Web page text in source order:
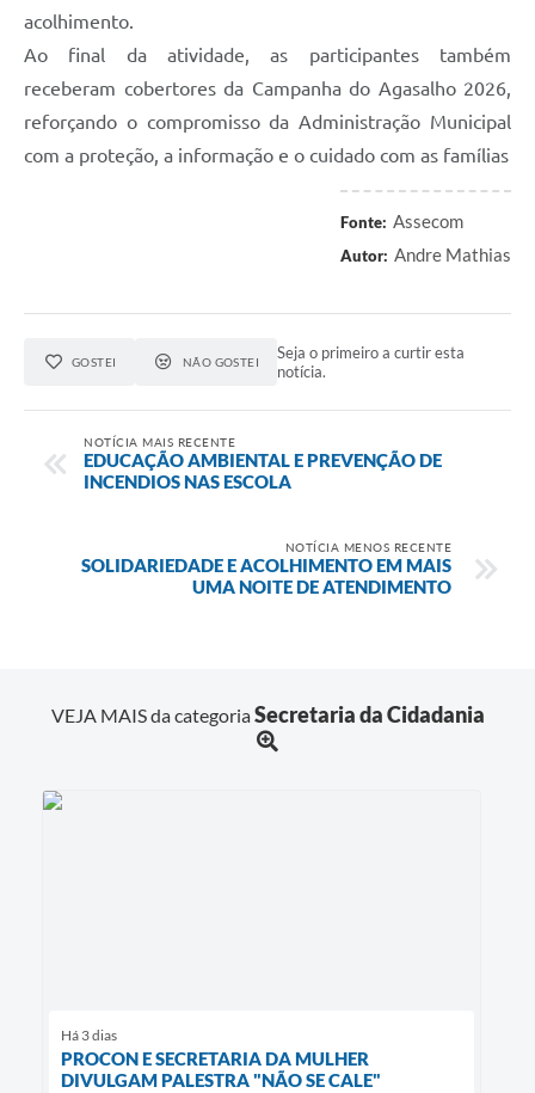
acolhimento.
Ao final da atividade, as participantes também
receberam cobertores da Campanha do Agasalho 2026,
reforçando o compromisso da Administração Municipal
com a proteção, a informação e o cuidado com as famílias
Fonte: Assecom
Autor: Andre Mathias
GOSTEI NÃO GOSTEI
Seja o primeiro a curtir esta
notícia.
NOTÍCIA MAIS RECENTE
EDUCAÇÃO AMBIENTAL E PREVENÇÃO DE
INCENDIOS NAS ESCOLA
NOTÍCIA MENOS RECENTE
SOLIDARIEDADE E ACOLHIMENTO EM MAIS
UMA NOITE DE ATENDIMENTO
VEJA MAIS da categoriaSecretaria da Cidadania
Há 3 dias
PROCON E SECRETARIA DA MULHER
DIVULGAM PALESTRA "NÃO SE CALE"